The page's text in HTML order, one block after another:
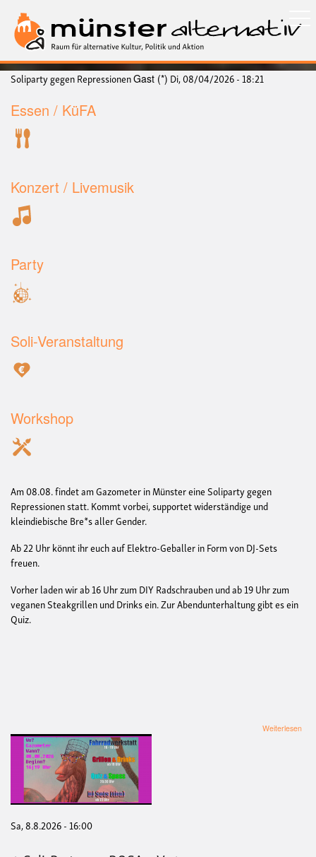
zum
Inhalt
Soliparty gegen RepressionenGast (*) Di, 08/04/2026 - 18:21
Essen / KüFA
Konzert / Livemusik
Party
Soli-Veranstaltung
Workshop
Am 08.08. findet am Gazometer in Münster eine Soliparty gegen
Repressionen statt. Kommt vorbei, supportet widerständige und
kleindiebische Bre*s aller Gender.
Ab 22 Uhr könnt ihr euch auf Elektro-Geballer in Form von DJ-Sets
freuen.
Vorher laden wir ab 16 Uhr zum DIY Radschrauben und ab 19 Uhr zum
veganen Steakgrillen und Drinks ein. Zur Abendunterhaltung gibt es ein
Quiz.
Weiterlesen
Sa, 8.8.2026 - 16:00